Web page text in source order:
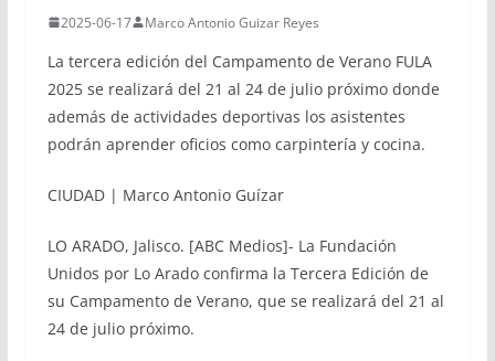
2025-06-17 Marco Antonio Guizar Reyes
La tercera edición del Campamento de Verano FULA
2025 se realizará del 21 al 24 de julio próximo donde
además de actividades deportivas los asistentes
podrán aprender oficios como carpintería y cocina.
CIUDAD | Marco Antonio Guízar
LO ARADO, Jalisco. [ABC Medios]- La Fundación
Unidos por Lo Arado confirma la Tercera Edición de
su Campamento de Verano, que se realizará del 21 al
24 de julio próximo.